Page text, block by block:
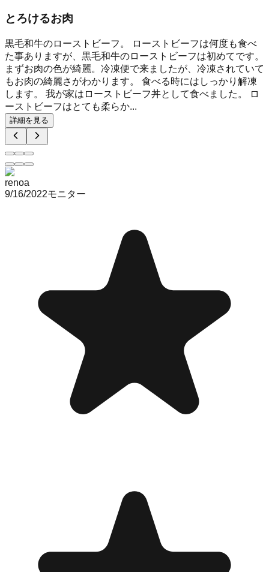
とろけるお肉
黒毛和牛のローストビーフ。 ローストビーフは何度も食べ
た事ありますが、黒毛和牛のローストビーフは初めてです。
まずお肉の色が綺麗。冷凍便で来ましたが、冷凍されていて
もお肉の綺麗さがわかります。 食べる時にはしっかり解凍
します。 我が家はローストビーフ丼として食べました。 ロ
ーストビーフはとても柔らか...
詳細を見る
renoa
9/16/2022モニター